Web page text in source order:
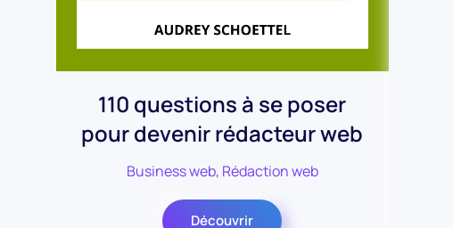
110 questions à se poser
pour devenir rédacteur web
Business web, Rédaction web
Découvrir